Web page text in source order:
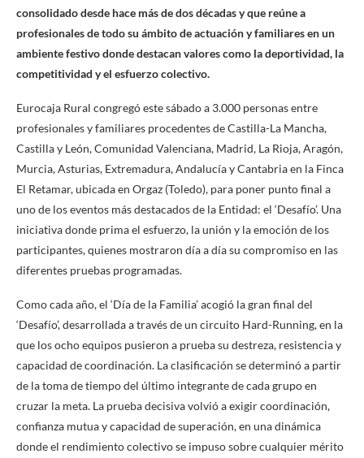
consolidado desde hace más de dos décadas y que reúne a
profesionales de todo su ámbito de actuación y familiares en un
ambiente festivo donde destacan valores como la deportividad, la
competitividad y el esfuerzo colectivo.
Eurocaja Rural congregó este sábado a 3.000 personas entre
profesionales y familiares procedentes de Castilla-La Mancha,
Castilla y León, Comunidad Valenciana, Madrid, La Rioja, Aragón,
Murcia, Asturias, Extremadura, Andalucía y Cantabria en la Finca
El Retamar, ubicada en Orgaz (Toledo), para poner punto final a
uno de los eventos más destacados de la Entidad: el ‘Desafío’. Una
iniciativa donde prima el esfuerzo, la unión y la emoción de los
participantes, quienes mostraron día a día su compromiso en las
diferentes pruebas programadas.
Como cada año, el ‘Día de la Familia’ acogió la gran final del
‘Desafío’, desarrollada a través de un circuito Hard-Running, en la
que los ocho equipos pusieron a prueba su destreza, resistencia y
capacidad de coordinación. La clasificación se determinó a partir
de la toma de tiempo del último integrante de cada grupo en
cruzar la meta. La prueba decisiva volvió a exigir coordinación,
confianza mutua y capacidad de superación, en una dinámica
donde el rendimiento colectivo se impuso sobre cualquier mérito